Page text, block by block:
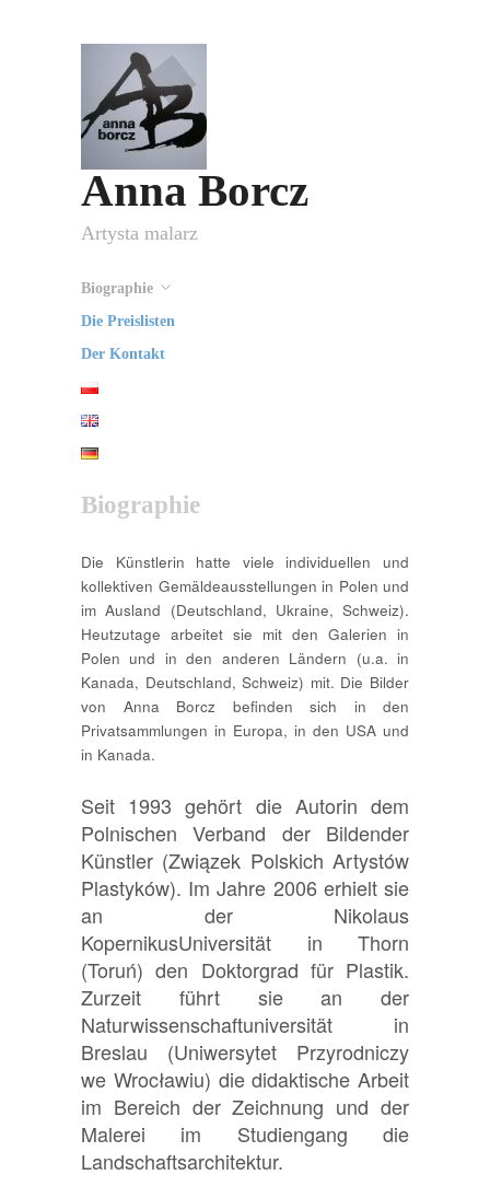
Anna Borcz
Artysta malarz
Biographie
Die Preislisten
Der Kontakt
Biographie
Die Künstlerin hatte viele individuellen und
kollektiven Gemäldeausstellungen in Polen und
im Ausland (Deutschland, Ukraine, Schweiz).
Heutzutage arbeitet sie mit den Galerien in
Polen und in den anderen Ländern (u.a. in
Kanada, Deutschland, Schweiz) mit. Die Bilder
von Anna Borcz befinden sich in den
Privatsammlungen in Europa, in den USA und
in Kanada.
Seit 1993 gehört die Autorin dem
Polnischen Verband der Bildender
Künstler (Związek Polskich Artystów
Plastyków). Im Jahre 2006 erhielt sie
an der Nikolaus
KopernikusUniversität in Thorn
(Toruń) den Doktorgrad für Plastik.
Zurzeit führt sie an der
Naturwissenschaftuniversität in
Breslau (Uniwersytet Przyrodniczy
we Wrocławiu) die didaktische Arbeit
im Bereich der Zeichnung und der
Malerei im Studiengang die
Landschaftsarchitektur.